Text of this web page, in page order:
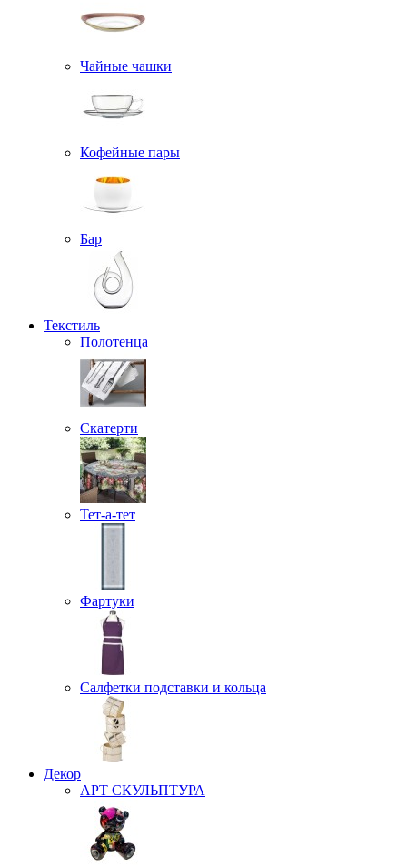
Чайные чашки
Кофейные пары
Бар
Текстиль
Полотенца
Скатерти
Тет-а-тет
Фартуки
Салфетки подставки и кольца
Декор
АРТ СКУЛЬПТУРА